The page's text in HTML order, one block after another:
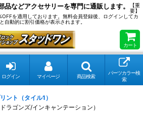
品などアクセサリーを専門に通販します。
【重
要】
を適用しております。無料会員登録後、ログインしてカ
自動的に割引価格が表示されます。
カート
ログイン マイページ 商品検索
パーツカラー検
索
ント（タイル1）
ラゴンズ/インキャンテーション）